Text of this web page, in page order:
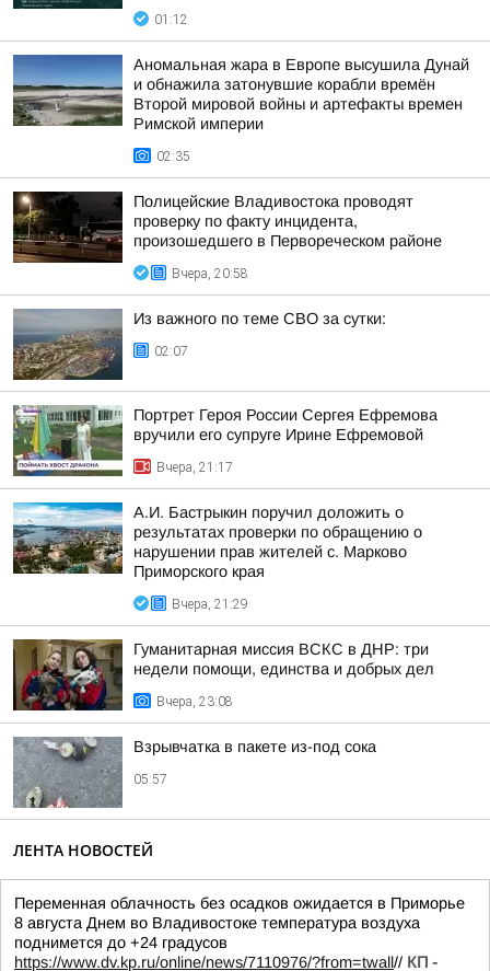
01:12
Аномальная жара в Европе высушила Дунай
и обнажила затонувшие корабли времён
Второй мировой войны и артефакты времен
Римской империи
02:35
Полицейские Владивостока проводят
проверку по факту инцидента,
произошедшего в Первореческом районе
Вчера, 20:58
Из важного по теме СВО за сутки:
02:07
Портрет Героя России Сергея Ефремова
вручили его супруге Ирине Ефремовой
Вчера, 21:17
А.И. Бастрыкин поручил доложить о
результатах проверки по обращению о
нарушении прав жителей с. Марково
Приморского края
Вчера, 21:29
Гуманитарная миссия ВСКС в ДНР: три
недели помощи, единства и добрых дел
Вчера, 23:08
Взрывчатка в пакете из-под сока
05:57
ЛЕНТА НОВОСТЕЙ
Переменная облачность без осадков ожидается в Приморье
8 августа Днем во Владивостоке температура воздуха
поднимется до +24 градусов
https://www.dv.kp.ru/online/news/7110976/?from=twall// КП -